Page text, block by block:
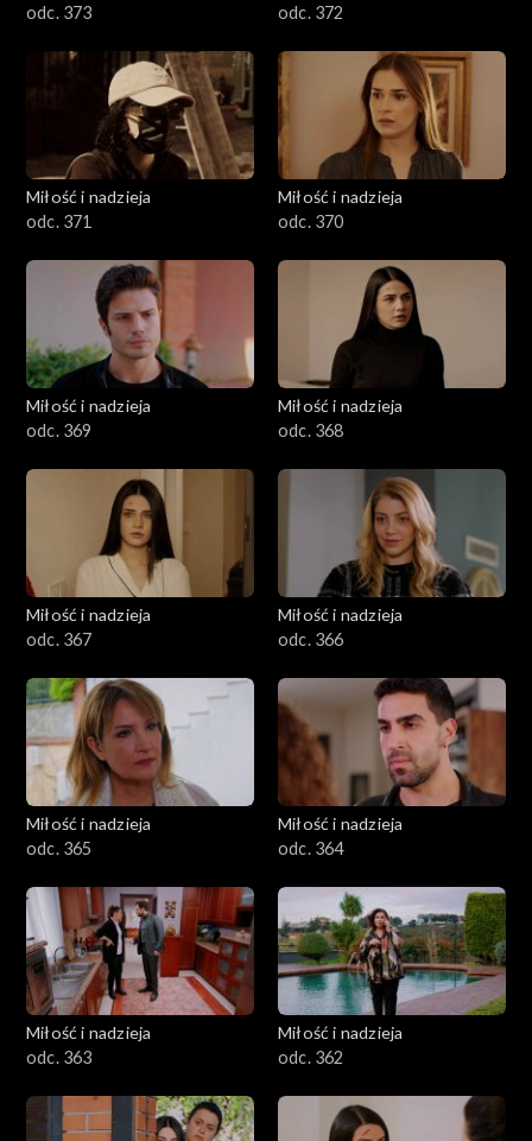
odc. 373
odc. 372
Miłość i nadzieja
odc. 371
Miłość i nadzieja
odc. 370
Miłość i nadzieja
odc. 369
Miłość i nadzieja
odc. 368
Miłość i nadzieja
odc. 367
Miłość i nadzieja
odc. 366
Miłość i nadzieja
odc. 365
Miłość i nadzieja
odc. 364
Miłość i nadzieja
odc. 363
Miłość i nadzieja
odc. 362